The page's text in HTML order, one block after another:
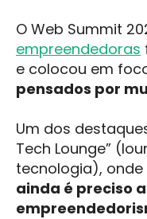
O Web Summit
empreendedoras
e colocou em
pensados por
Um dos
Tech Lounge”
tecnologia),
ainda é preciso